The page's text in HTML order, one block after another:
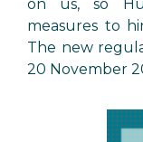
on us, so
measures to
The new
20 November